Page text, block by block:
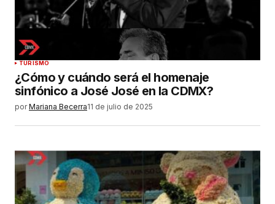
TURISMO
¿Cómo y cuándo será el homenaje
sinfónico a José José en la CDMX?
por Mariana Becerra11 de julio de 2025